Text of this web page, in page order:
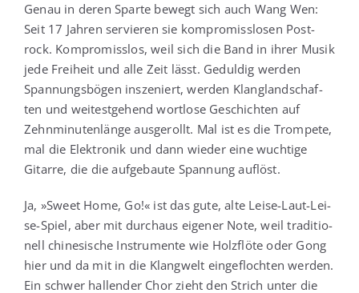
Genau in deren Spar­te bewegt sich auch Wang Wen:
Seit 17 Jah­ren ser­vie­ren sie kom­pro­miss­lo­sen Post­
rock. Kom­pro­miss­los, weil sich die Band in ihrer Musik
jede Frei­heit und alle Zeit lässt. Gedul­dig wer­den
Span­nungs­bö­gen insze­niert, wer­den Klang­land­schaf­
ten und wei­test­ge­hend wort­lo­se Geschich­ten auf
Zehn­mi­nu­ten­län­ge aus­ge­rollt. Mal ist es die Trom­pe­te,
mal die Elek­tro­nik und dann wie­der eine wuch­ti­ge
Gitar­re, die die auf­ge­bau­te Span­nung auflöst.
Ja, »Sweet Home, Go!« ist das gute, alte Lei­se-Laut-Lei­
se-Spiel, aber mit durch­aus eige­ner Note, weil tra­di­tio­
nell chi­ne­si­sche Instru­men­te wie Holz­flö­te oder Gong
hier und da mit in die Klang­welt ein­ge­floch­ten wer­den.
Ein schwer hal­len­der Chor zieht den Strich unter die